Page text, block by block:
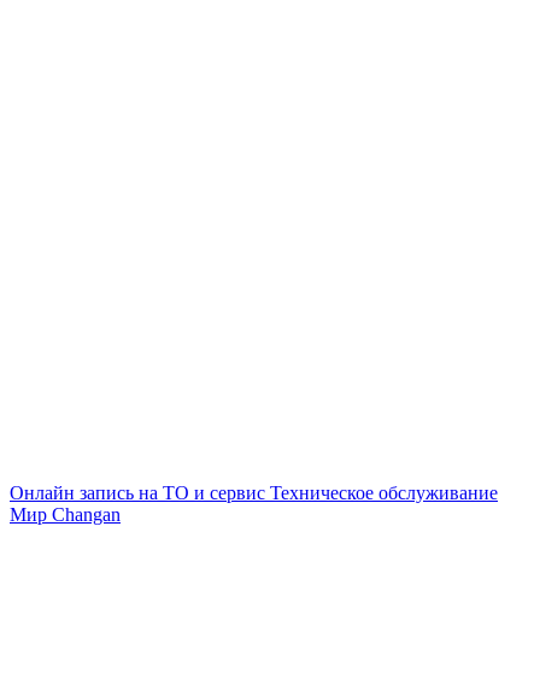
Онлайн запись на ТО и сервис Техническое обслуживание
Мир Changan